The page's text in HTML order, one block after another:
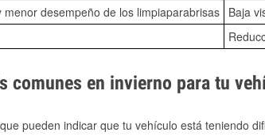
desempeño de los limpiaparabrisas Baja
comunes en invierno para tu
pueden indicar que tu vehículo está teniendo